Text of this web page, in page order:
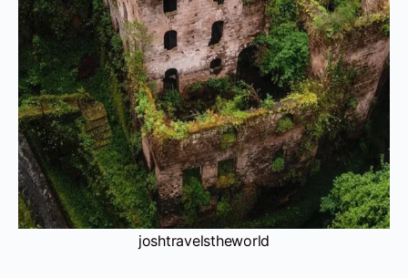
joshtravelstheworld